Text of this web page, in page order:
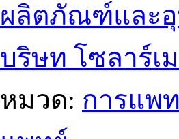
ผลิตภัณฑ์และ
บริษท โซลาร์เ
หมวด: การแพ